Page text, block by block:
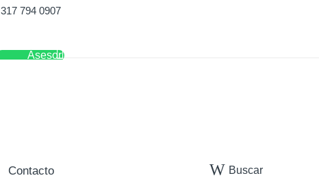
317 794 0907
Asesor
Contacto Buscar